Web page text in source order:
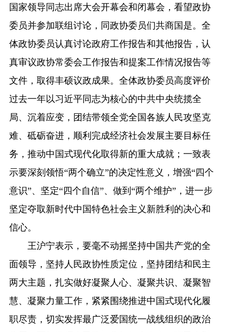
国家领导同志出席大会开幕会和闭幕会，看望政协
委员并参加联组讨论，同政协委员们共商国是。全
体政协委员认真讨论政府工作报告和其他报告，认
真审议政协常委会工作报告和提案工作情况报告等
文件，取得丰硕议政成果。全体政协委员高度评价
过去一年以习近平同志为核心的中共中央统揽全
局、沉着应变，团结带领全党全国各族人民攻坚克
难、砥砺奋进，顺利完成经济社会发展主要目标任
务，推动中国式现代化取得新的重大成就；一致表
示要深刻领悟“两个确立”的决定性意义，增强“四个
意识”、坚定“四个自信”、做到“两个维护”，进一步
坚定夺取新时代中国特色社会主义新胜利的决心和
信心。
王沪宁表示，要毫不动摇坚持中国共产党的全
面领导，坚持人民政协性质定位，坚持团结和民主
两大主题，扎实做好凝聚人心、凝聚共识、凝聚智
慧、凝聚力量工作，紧紧围绕推进中国式现代化履
职尽责，切实发挥最广泛爱国统一战线组织的政治